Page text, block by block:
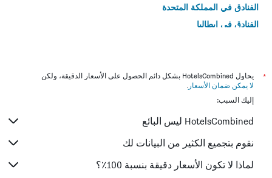
الفنادق في المملكة المتحدة
الفنادق في إيطاليا
*
يحاول HotelsCombined بشكل دائم الحصول على الأسعار الدقيقة، ولكن
لا يمكن ضمان الأسعار .
إليك السبب:
HotelsCombined ليس البائع
نقوم بتجميع الكثير من البيانات لك
لماذا لا تكون الأسعار دقيقة بنسبة 100٪؟